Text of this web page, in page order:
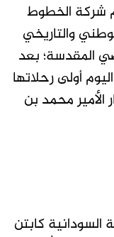
شركة الخطوط
والتاريخي
المقدسة؛ بعد
اليوم أولى رحلاتها
الأمير محمد بن
كابتن